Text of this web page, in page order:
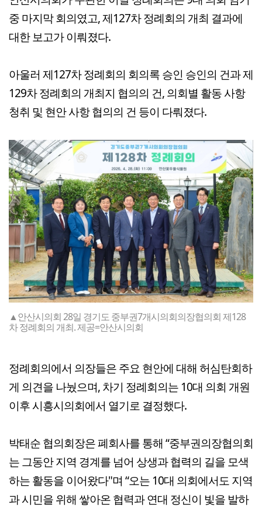
중 마지막 회의였고, 제127차 정례회의 개최 결과에
대한 보고가 이뤄졌다.
아울러 제127차 정례회의 회의록 승인 승인의 건과 제
129차 정례회의 개최지 협의의 건, 의회별 활동 사항
청취 및 현안 사항 협의의 건 등이 다뤄졌다.
▲안산시의회 28일 경기도 중부권7개시의회의장협의회 제128
차 정례회의 개최. 제공=안산시의회
정례회의에서 의장들은 주요 현안에 대해 허심탄회하
게 의견을 나눴으며, 차기 정례회의는 10대 의회 개원
이후 시흥시의회에서 열기로 결정했다.
박태순 협의회장은 폐회사를 통해 “중부권의장협의회
는 그동안 지역 경계를 넘어 상생과 협력의 길을 모색
하는 활동을 이어왔다"며 “오는 10대 의회에서도 지역
과 시민을 위해 쌓아온 협력과 연대 정신이 빛을 발하